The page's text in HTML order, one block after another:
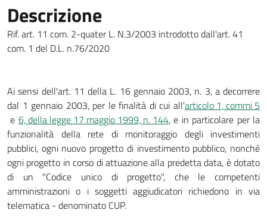
Descrizione
Rif. art. 11 com. 2-quater L. N.3/2003 introdotto dall'art. 41
com. 1 del D.L. n.76/2020
Ai sensi dell'art. 11 della L. 16 gennaio 2003, n. 3, a decorrere
dal 1 gennaio 2003, per le finalità di cui all'articolo 1, commi 5
e 6, della legge 17 maggio 1999, n. 144, e in particolare per la
funzionalità della rete di monitoraggio degli investimenti
pubblici, ogni nuovo progetto di investimento pubblico, nonché
ogni progetto in corso di attuazione alla predetta data, è dotato
di un "Codice unico di progetto", che le competenti
amministrazioni o i soggetti aggiudicatori richiedono in via
telematica - denominato CUP.